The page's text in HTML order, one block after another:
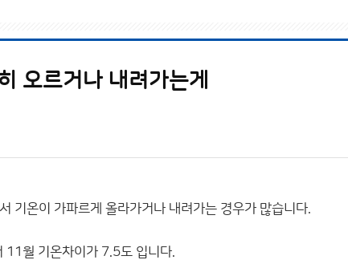
오르거나 내려가는게
기온이 가파르게 올라가거나 내려가는 경우가 많습니다.
11월 기온차이가 7.5도 입니다.